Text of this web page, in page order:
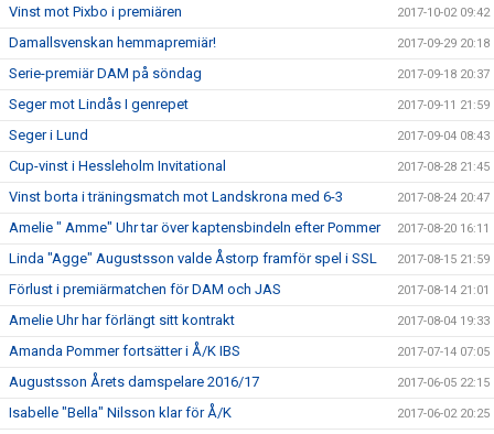
Vinst mot Pixbo i premiären 2017-10-02 09:42
Damallsvenskan hemmapremiär! 2017-09-29 20:18
Serie-premiär DAM på söndag 2017-09-18 20:37
Seger mot Lindås I genrepet 2017-09-11 21:59
Seger i Lund 2017-09-04 08:43
Cup-vinst i Hessleholm Invitational 2017-08-28 21:45
Vinst borta i träningsmatch mot Landskrona med 6-3 2017-08-24 20:47
Amelie " Amme" Uhr tar över kaptensbindeln efter Pommer 2017-08-20 16:11
Linda "Agge" Augustsson valde Åstorp framför spel i SSL 2017-08-15 21:59
Förlust i premiärmatchen för DAM och JAS 2017-08-14 21:01
Amelie Uhr har förlängt sitt kontrakt 2017-08-04 19:33
Amanda Pommer fortsätter i Å/K IBS 2017-07-14 07:05
Augustsson Årets damspelare 2016/17 2017-06-05 22:15
Isabelle "Bella" Nilsson klar för Å/K 2017-06-02 20:25